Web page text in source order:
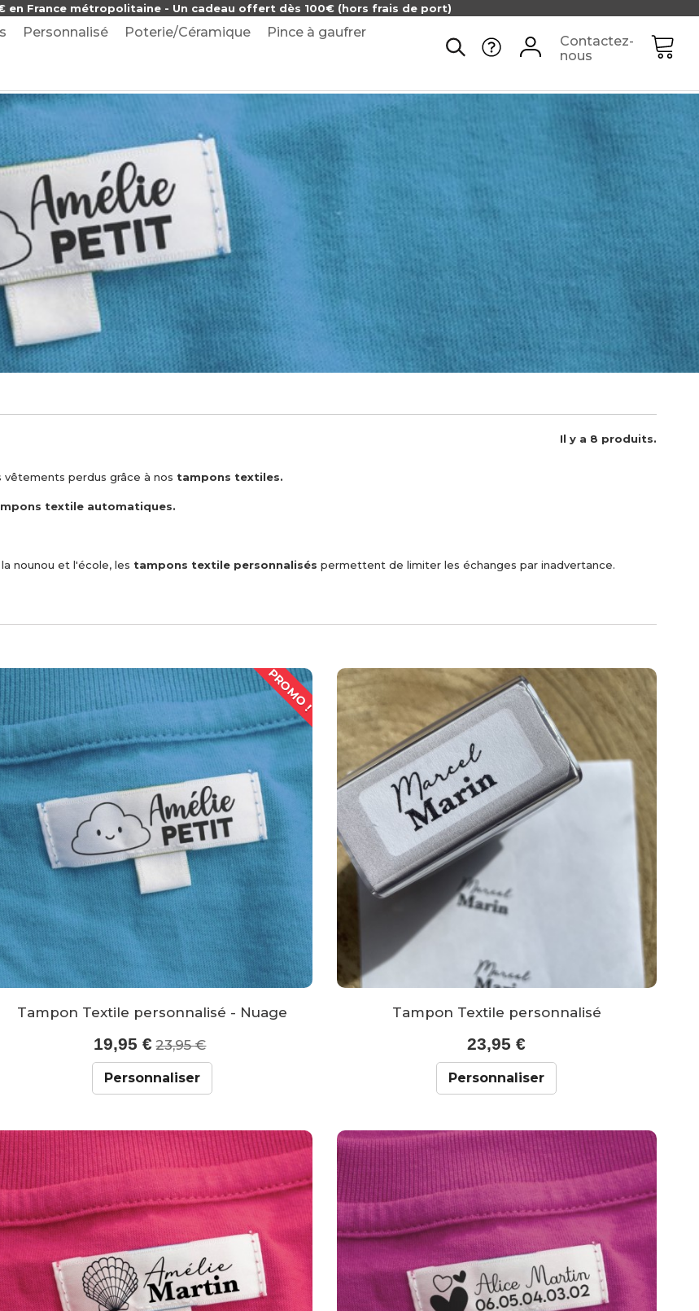
en France métropolitaine - Un cadeau offert dès 100€ (hors frais de port)
Personnalisé Poterie/Céramique Pince à gaufrer
Contactez-
nous
Il y a 8 produits.
perdus grâce à nos tampons textiles.
textile automatiques.
nounou et l'école, les tampons textile personnalisés permettent de limiter les échanges par inadvertance.
PROMO !
Tampon Textile personnalisé - Nuage
19,95 € 23,95 €
Personnaliser
Tampon Textile personnalisé
23,95 €
Personnaliser